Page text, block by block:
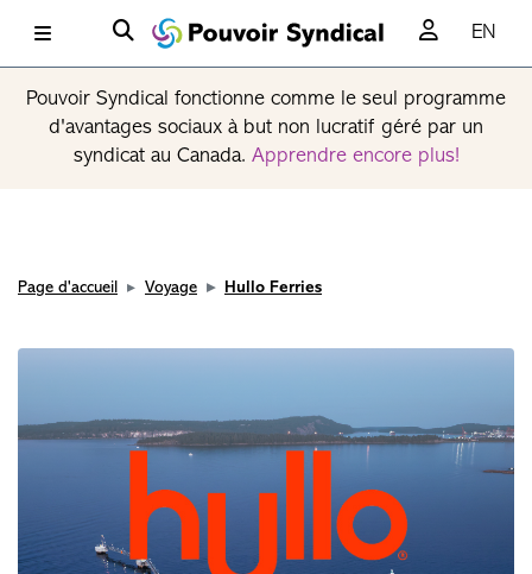
EN
Pouvoir Syndical fonctionne comme le seul programme
d'avantages sociaux à but non lucratif géré par un
syndicat au Canada. Apprendre encore plus!
Page d'accueil Voyage Hullo Ferries